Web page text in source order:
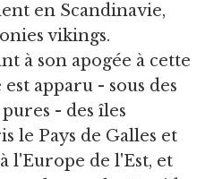
en Scandinavie,
vikings.
à son apogée à cette
apparu - sous des
- des îles
le Pays de Galles et
l'Europe de l'Est, et